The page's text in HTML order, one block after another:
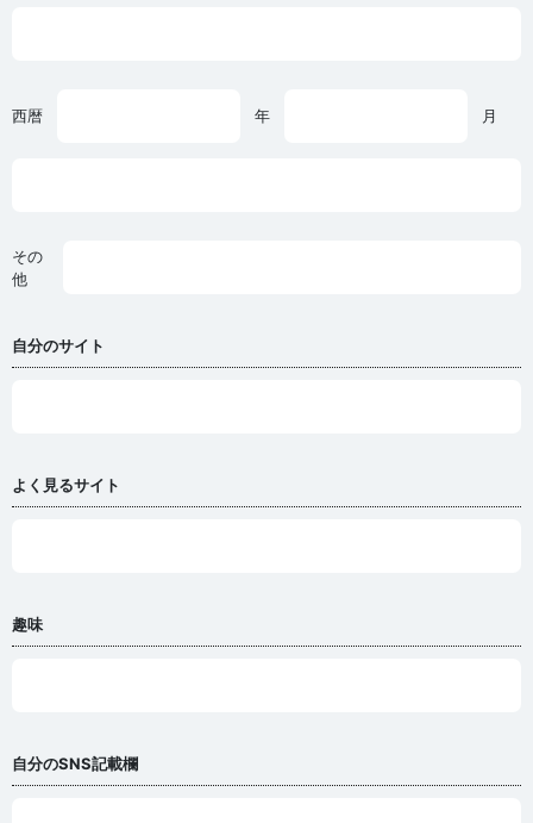
西暦 年 月
その
他
自分のサイト
よく見るサイト
趣味
自分のSNS記載欄